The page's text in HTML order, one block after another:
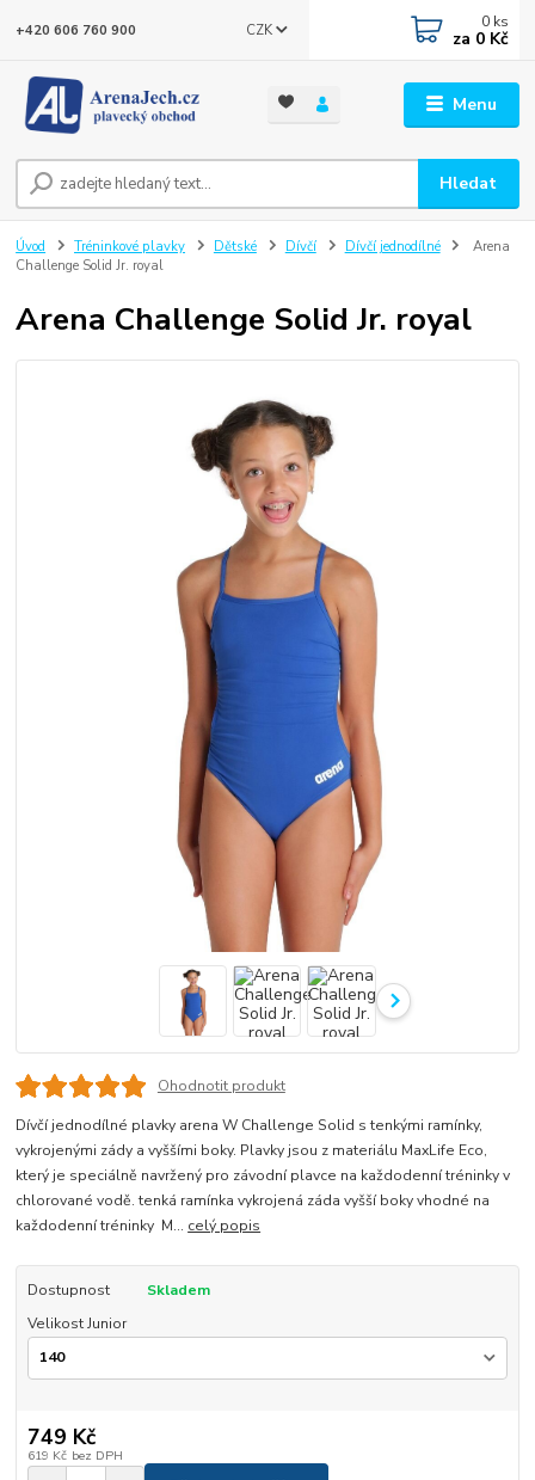
Menu
CZK
Hledat
+420 606 760 900 0 ks
za 0 Kč
Úvod Tréninkové plavky Dětské Dívčí Dívčí jednodílné
Arena
Challenge Solid Jr. royal
Arena Challenge Solid Jr. royal
Ohodnotit produkt
Dívčí jednodílné plavky arena W Challenge Solid s tenkými ramínky,
vykrojenými zády a vyššími boky. Plavky jsou z materiálu MaxLife Eco,
který je speciálně navržený pro závodní plavce na každodenní tréninky v
chlorované vodě. tenká ramínka vykrojená záda vyšší boky vhodné na
každodenní tréninky M... celý popis
Dostupnost
Skladem
Velikost Junior
749 Kč
619 Kč bez DPH